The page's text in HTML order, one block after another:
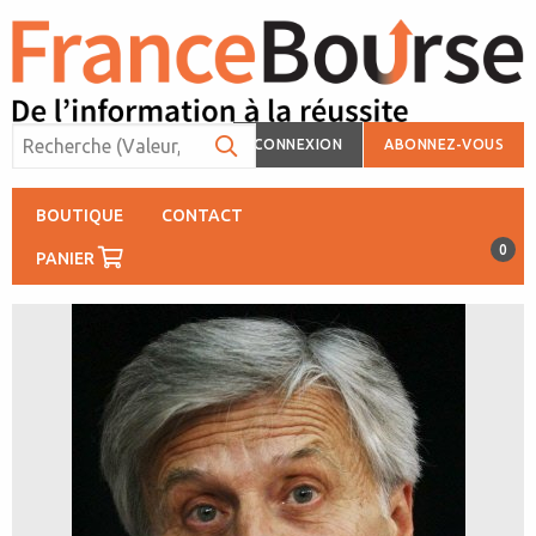
CONNEXION ABONNEZ-VOUS
BOUTIQUE CONTACT
PANIER 0